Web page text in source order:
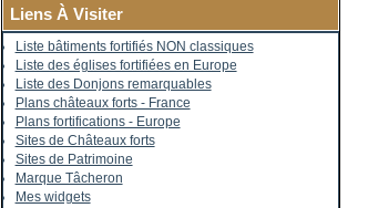
Liens À Visiter
Liste bâtiments fortifiés NON classiques
Liste des églises fortifiées en Europe
Liste des Donjons remarquables
Plans châteaux forts - France
Plans fortifications - Europe
Sites de Châteaux forts
Sites de Patrimoine
Marque Tâcheron
Mes widgets